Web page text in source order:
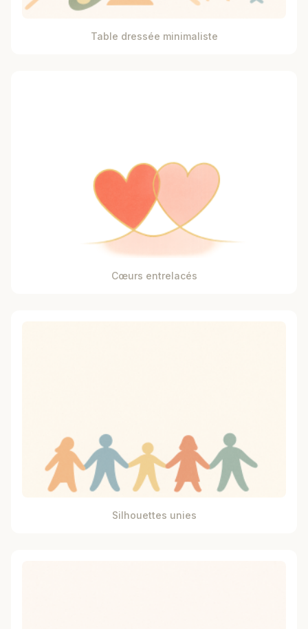
Table dressée minimaliste
Cœurs entrelacés
Silhouettes unies